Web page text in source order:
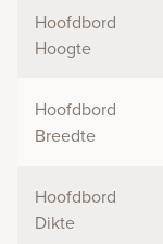
Hoofdbord
Hoogte
Hoofdbord
Breedte
Hoofdbord
Dikte